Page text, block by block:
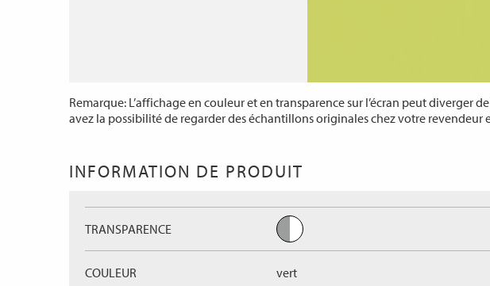
Remarque: L’affichage en couleur et en transparence sur l’écran peut diverger
avez la possibilité de regarder des échantillons originales chez votre revendeur
INFORMATION DE PRODUIT
TRANSPARENCE
COULEUR vert